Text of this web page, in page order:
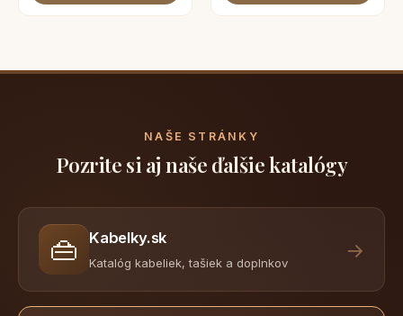
NAŠE STRÁNKY
Pozrite si aj naše ďalšie katalógy
👜 Kabelky.sk
Katalóg kabeliek, tašiek a doplnkov
→